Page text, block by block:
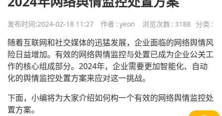
发布时间:2024-02-18 11:27 作者 : yeon 浏览次数 : 3188 分类 :
随着互联网和社交媒体的迅猛发展，企业面临的网络舆情风
险日益增加。有效的网络舆情监控与处置已成为企业公关工
作的核心组成部分。2024年，企业需要更加智能化、自动
化的舆情监控处置方案来应对这一挑战。
下面，小编将为大家介绍如何构一个有效的网络舆情监控处
置方案。